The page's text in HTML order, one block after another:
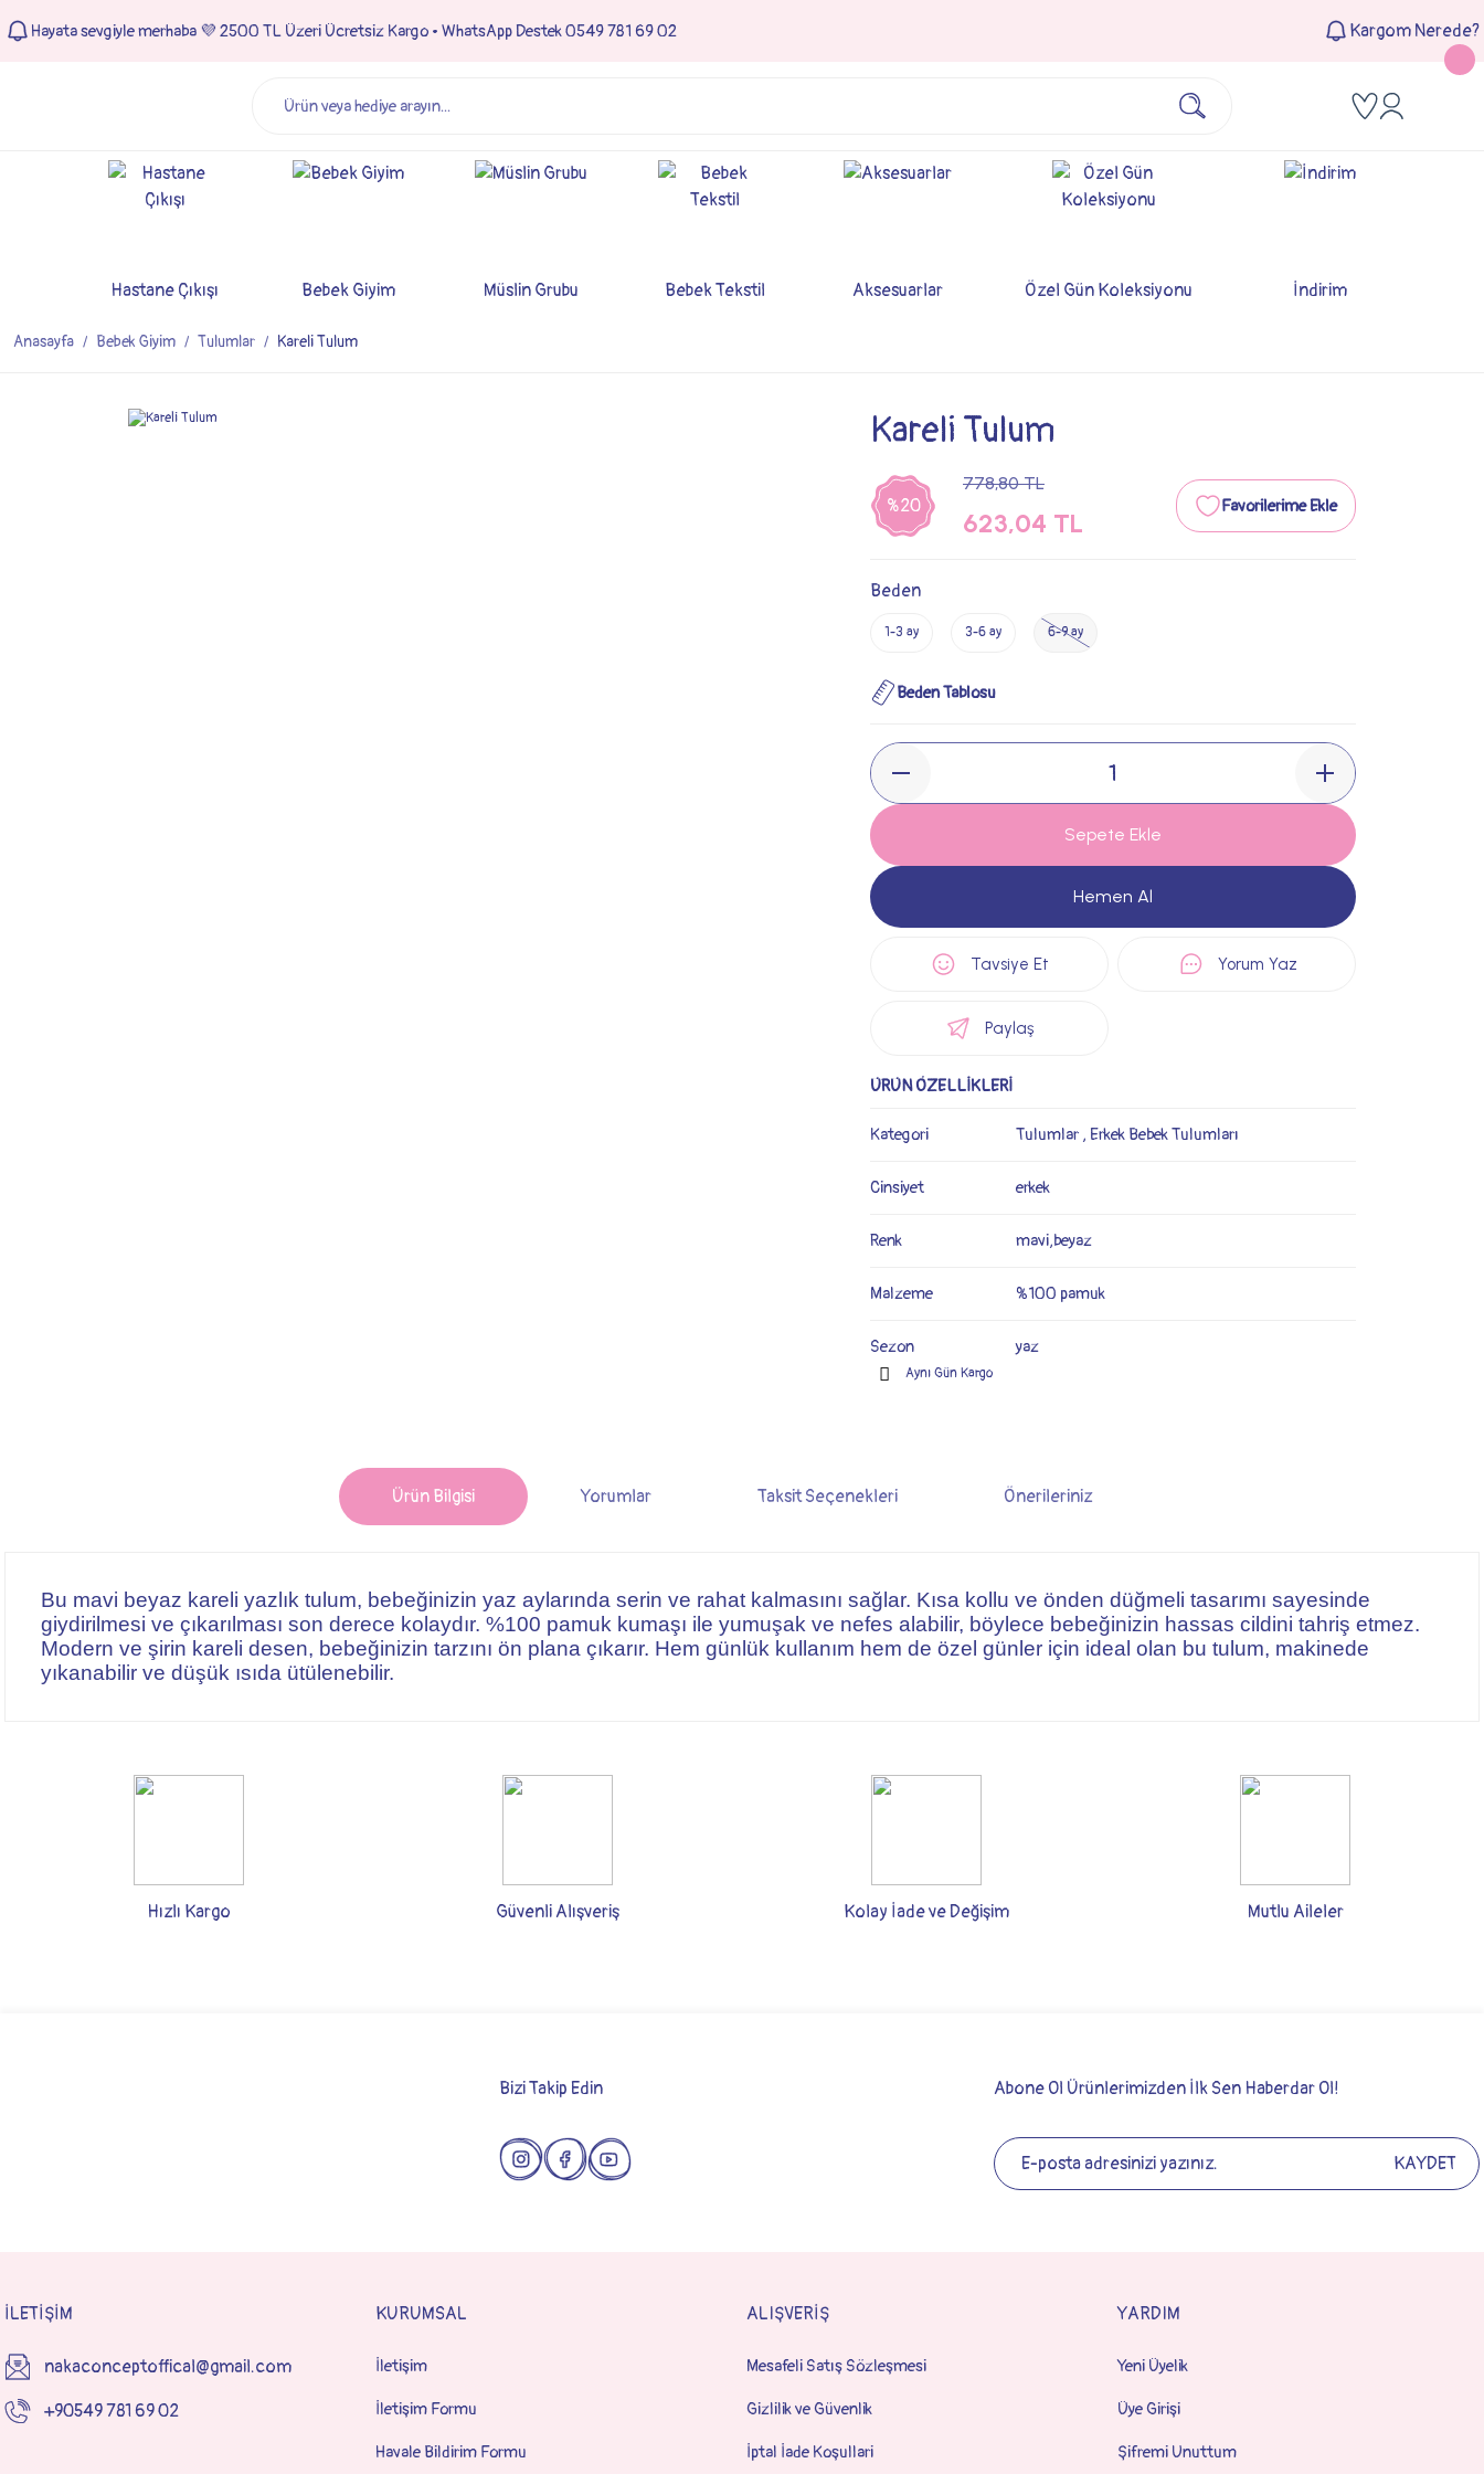
Hayata sevgiyle merhaba 💜 2500 TL Üzeri Ücretsiz Kargo • WhatsApp Destek 0549 781 69 02 Kargom Nerede?
Hastane Çıkışı Bebek Giyim Müslin Grubu Bebek Tekstil Aksesuarlar Özel Gün Koleksiyonu İndirim
Anasayfa Bebek Giyim Tulumlar Kareli Tulum
Kareli Tulum
%20
778,80 TL
623,04 TL
Beden
1-3 ay 3-6 ay 6-9 ay
Beden Tablosu
Sepete Ekle
Hemen Al
Tavsiye Et Yorum Yaz
Paylaş
ÜRÜN ÖZELLİKLERİ
Kategori Tulumlar , Erkek Bebek Tulumları
Cinsiyet erkek
Renk mavi,beyaz
Malzeme %100 pamuk
Sezon yaz
Aynı Gün Kargo
Ürün Bilgisi Yorumlar Taksit Seçenekleri Önerileriniz
Bu mavi beyaz kareli yazlık tulum, bebeğinizin yaz aylarında serin ve rahat kalmasını sağlar. Kısa kollu ve önden düğmeli tasarımı sayesinde
giydirilmesi ve çıkarılması son derece kolaydır. %100 pamuk kumaşı ile yumuşak ve nefes alabilir, böylece bebeğinizin hassas cildini tahriş etmez.
Modern ve şirin kareli desen, bebeğinizin tarzını ön plana çıkarır. Hem günlük kullanım hem de özel günler için ideal olan bu tulum, makinede
yıkanabilir ve düşük ısıda ütülenebilir.
Görüş ve önerileriniz için teşekkür ederiz.
Ürün bilgilerinde hatalar bulunuyor.
Hızlı Kargo Güvenli Alışveriş Kolay İade ve Değişim Mutlu Aileler
Bizi Takip Edin Abone Ol Ürünlerimizden İlk Sen Haberdar Ol!
KAYDET
İLETİŞİM
nakaconceptoffical@gmail.com
+90549 781 69 02
KURUMSAL
İletişim
İletişim Formu
Havale Bildirim Formu
ALIŞVERİŞ
Mesafeli Satış Sözleşmesi
Gizlilik ve Güvenlik
İptal İade Koşullari
YARDIM
Yeni Üyelik
Üye Girişi
Şifremi Unuttum